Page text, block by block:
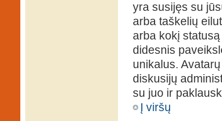
yra susijęs su
arba taškelių
arba kokį
didesnis
unikalus.
diskusijų
su juo ir
Į viršų